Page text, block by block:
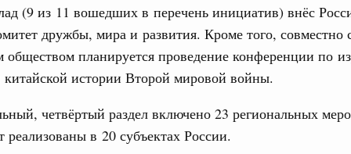
(9 из 11 вошедших в перечень инициатив) внёс
дружбы, мира и развития. Кроме того, совместно
обществом планируется проведение конференции по
китайской истории Второй мировой войны.
четвёртый раздел включено 23 региональных
реализованы в 20 субъектах России.
еще